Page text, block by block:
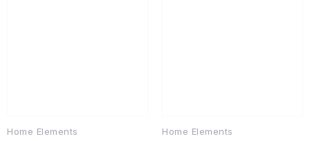
Home Elements Home Elements